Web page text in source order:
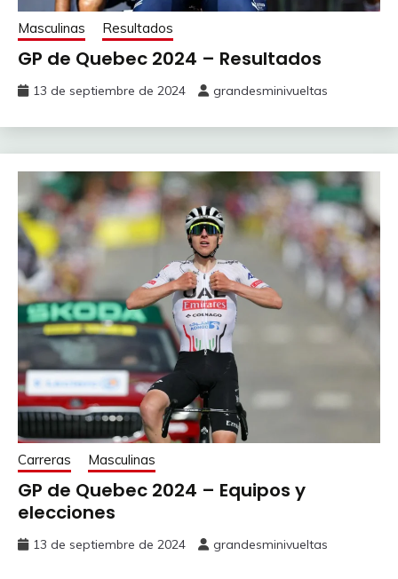
Masculinas Resultados
GP de Quebec 2024 – Resultados
13 de septiembre de 2024 grandesminivueltas
Carreras Masculinas
GP de Quebec 2024 – Equipos y
elecciones
13 de septiembre de 2024 grandesminivueltas